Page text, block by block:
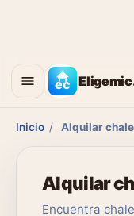
Inicio / Alquilar
Alquilar
Encuentra